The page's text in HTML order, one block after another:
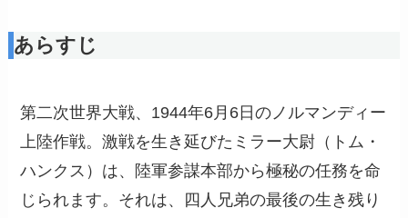
あらすじ
第二次世界大戦、1944年6月6日のノルマンディー
上陸作戦。激戦を生き延びたミラー大尉（トム・
ハンクス）は、陸軍参謀本部から極秘の任務を命
じられます。それは、四人兄弟の最後の生き残り